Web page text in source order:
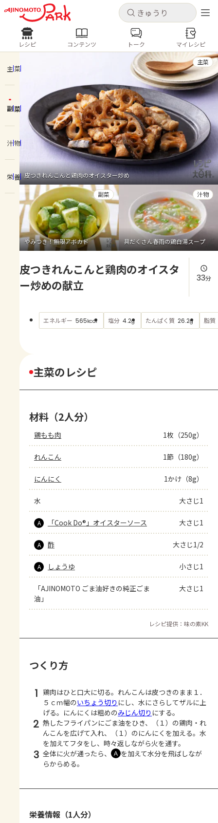
キャンセル
ログインするとレシピを保存できます
新規登録
ホーム
コンテンツ
レシピ
トーク
よくあるお問い合わせ
お買い物
AJINOMOTO PARK とは
キャンセル
レシピ コンテンツ
人気の食材・レシピ
きゅうり なす トマト
とうもろこし
ピーマン
みょうが ゴーヤ
レシピ コンテンツ トーク マイレシピ
主菜
副菜
汁物
栄養 皮つきれんこんと鶏肉のオイスター炒め
主菜
やみつき！無限アボカド
副菜
具だくさん春雨の鶏白湯スープ
汁物
皮つきれんこんと鶏肉のオイスタ
ー炒めの献立
33分
エネルギー 565kcal 塩分 4.2g たんぱく質 26.2g 脂質
主菜のレシピ
材料（2人分）
鶏もも肉 1枚（250g）
れんこん 1節（180g）
にんにく 1かけ（8g）
水 大さじ1
A 「Cook Do®」オイスターソース 大さじ1
A 酢 大さじ1/2
A しょうゆ 小さじ1
「AJINOMOTO ごま油好きの純正ごま
油」
大さじ1
レシピ提供：味の素KK
つくり方
1 鶏肉はひと口大に切る。れんこんは皮つきのまま１．
５ｃｍ幅のいちょう切り にし、水にさらしてザルに上
げる。にんにくは粗めのみじん切り にする。
2 熱したフライパンにごま油をひき、（１）の鶏肉・れ
んこんを広げて入れ、（１）のにんにくを加える。水
を加えてフタをし、時々返しながら火を通す。
3 全体に火が通ったら、 Ａ を加えて水分を飛ばしなが
らからめる。
栄養情報（1人分）